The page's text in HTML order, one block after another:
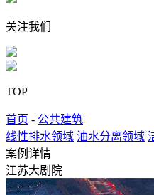
关注我们
TOP
首页 - 公共建筑
线性排水领域 油水分离领域
案例详情
江苏大剧院